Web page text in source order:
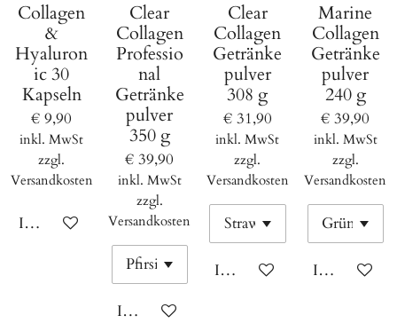
Collagen
&
Hyaluron
ic 30
Kapseln
€ 9,90
inkl. MwSt
zzgl.
Versandkosten
In den Warenkorb
Clear
Collagen
Professio
nal
Getränke
pulver
350 g
€ 39,90
inkl. MwSt
zzgl.
Versandkosten
In den Warenkorb
Clear
Collagen
Getränke
pulver
308 g
€ 31,90
inkl. MwSt
zzgl.
Versandkosten
In den Warenkorb
Marine
Collagen
Getränke
pulver
240 g
€ 39,90
inkl. MwSt
zzgl.
Versandkosten
In den